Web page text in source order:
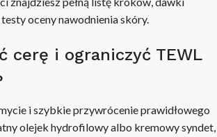
oceny nawodnienia skóry.
cerę i ograniczyć TEWL
i szybkie przywrócenie prawidłowego
olejek hydrofilowy albo kremowy syndet,